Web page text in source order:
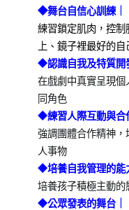
團
演
出
果,
自
信
心,
自
表
達,
舞
◆舞台自信心訓練｜
練習鎖定肌肉，控
上、鏡子裡最好的自
◆認識自我及特質開
在戲劇中真實呈現
同角色
◆練習人際互動與合
強調團體合作精神
人事物
◆培養自我管理的能
培養孩子積極主動
◆公眾發表的舞台｜